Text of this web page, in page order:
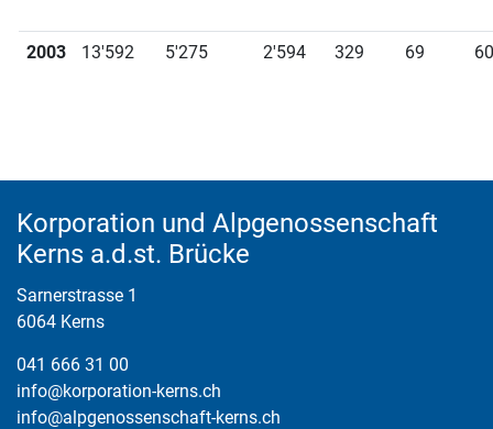
2003 13'592 5'275 2'594 329 69
Korporation und Alpgenossenschaft
Kerns a.d.st. Brücke
Sarnerstrasse 1
6064 Kerns
041 666 31 00
info@korporation-kerns.ch
info@alpgenossenschaft-kerns.ch